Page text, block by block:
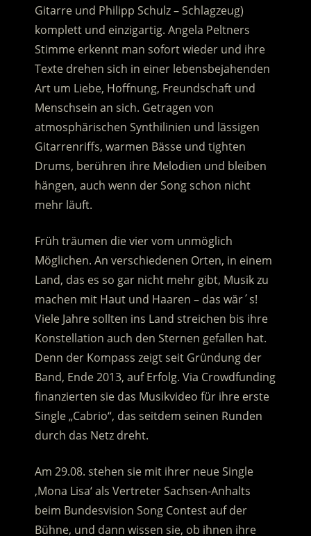
Gitarre und Philipp Schulz – Schlagzeug)
komplett und einzigartig. Angela Peltners
Stimme erkennt man sofort wieder und ihre
Texte drehen sich in einer lebensbejahenden
Art um Liebe, Hoffnung, Freundschaft und
Menschsein an sich. Getragen von
atmosphärischen Synthilinien und lässigen
Gitarrenriffs, warmen Bässe und tighten
Drums, berühren ihre Melodien und bleiben
hängen, auch wenn der Song schon nicht
mehr läuft.
Früh träumen die vier vom unmöglich
Möglichen. An verschiedenen Orten, in einem
Land, das es so gar nicht mehr gibt, Musik zu
machen mit Haut und Haaren – das wär´s!
Viele Jahre sollten ins Land streichen bis ihre
Konstellation auch den Sternen gefallen hat.
Denn der Kompass zeigt seit Gründung der
Band, Ende 2013, auf Erfolg. Via Crowdfunding
finanzierten sie das Musikvideo für ihre erste
Single „Cabrio“, das seitdem seinen Runden
durch das Netz dreht.
Am 29.08. stehen sie mit ihrer neue Single
‚Mona Lisa‘ als Vertreter Sachsen-Anhalts
beim Bundesvision Song Contest auf der
Bühne, und dann wissen sie, ob ihnen ihre